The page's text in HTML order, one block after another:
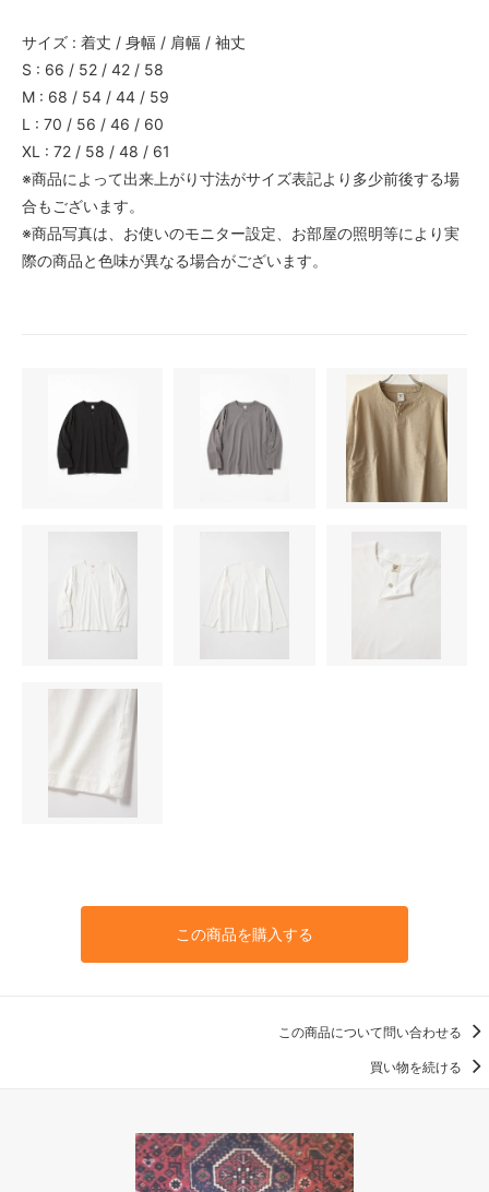
サイズ : 着丈 / 身幅 / 肩幅 / 袖丈
S : 66 / 52 / 42 / 58
M : 68 / 54 / 44 / 59
L : 70 / 56 / 46 / 60
XL : 72 / 58 / 48 / 61
※商品によって出来上がり寸法がサイズ表記より多少前後する場
合もございます。
※商品写真は、お使いのモニター設定、お部屋の照明等により実
際の商品と色味が異なる場合がございます。
この商品を購入する
この商品について問い合わせる
買い物を続ける